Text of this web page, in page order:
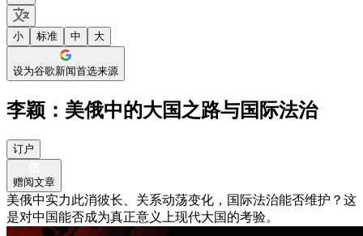
小 标准 中 大
设为谷歌新闻首选来源
李颖：美俄中的大国之路与国际法治
订户
赠阅文章
美俄中实力此消彼长、关系动荡变化，国际法治能否维护？这
是对中国能否成为真正意义上现代大国的考验。